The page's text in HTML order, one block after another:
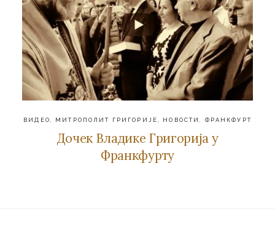
ВИДЕО МИТРОПОЛИТ ГРИГОРИЈЕ НОВОСТИ ФРАНКФУРТ
Дочек Владике Григорија у
Франкфурту